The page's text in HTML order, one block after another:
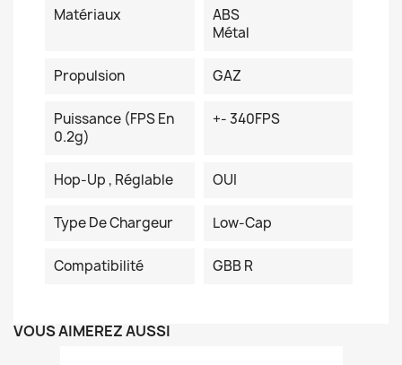
Matériaux
ABS
Métal
Propulsion GAZ
Puissance (FPS En
0.2g)
+- 340FPS
Hop-Up , Réglable OUI
Type De Chargeur Low-Cap
Compatibilité GBB R
VOUS AIMEREZ AUSSI